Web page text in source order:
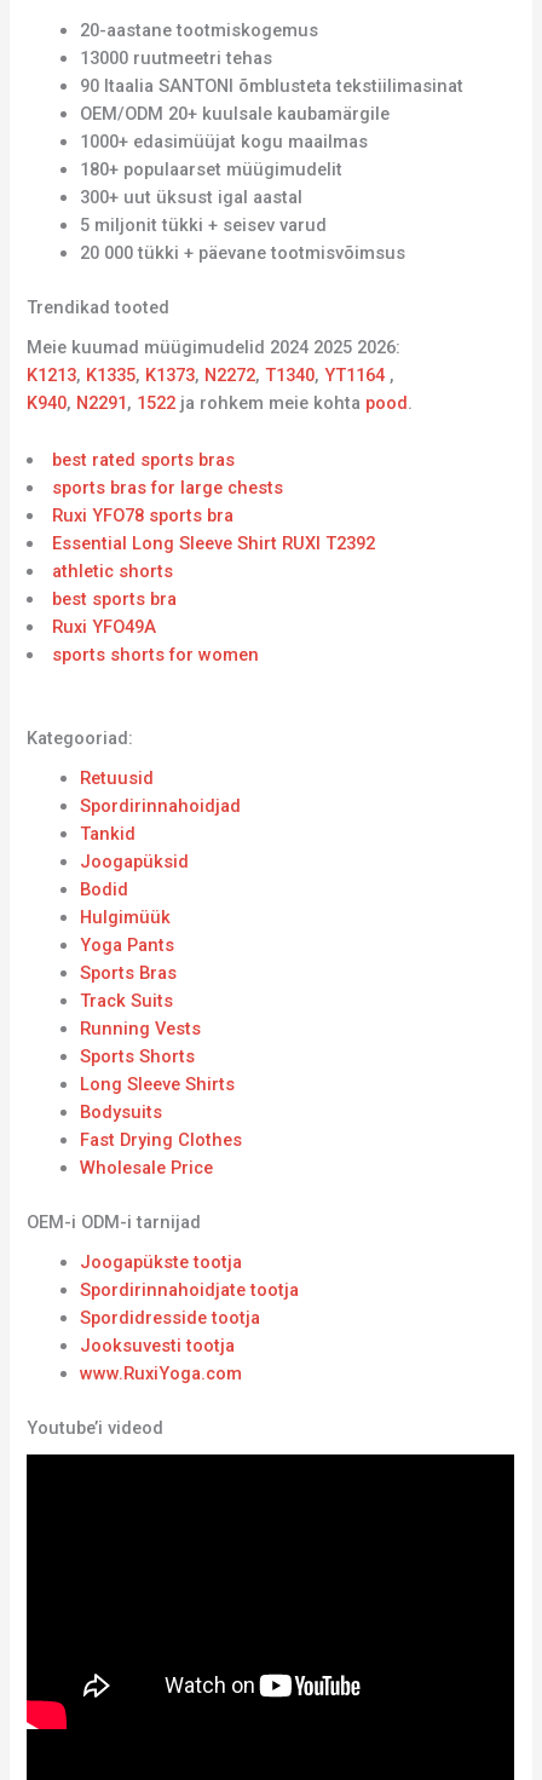
20-aastane tootmiskogemus
13000 ruutmeetri tehas
90 Itaalia SANTONI õmblusteta tekstiilimasinat
OEM/ODM 20+ kuulsale kaubamärgile
1000+ edasimüüjat kogu maailmas
180+ populaarset müügimudelit
300+ uut üksust igal aastal
5 miljonit tükki + seisev varud
20 000 tükki + päevane tootmisvõimsus
Trendikad tooted
Meie kuumad müügimudelid 2024 2025 2026:
K1213, K1335, K1373, N2272,T1340,YT1164 ,
K940, N2291 , 1522 ja rohkem meie kohta pood .
best rated sports bras
sports bras for large chests
Ruxi YFO78 sports bra
Essential Long Sleeve Shirt RUXI T2392
athletic shorts
best sports bra
Ruxi YFO49A
sports shorts for women
Kategooriad:
Retuusid
Spordirinnahoidjad
Tankid
Joogapüksid
Bodid
Hulgimüük
Yoga Pants
Sports Bras
Track Suits
Running Vests
Sports Shorts
Long Sleeve Shirts
Bodysuits
Fast Drying Clothes
Wholesale Price
OEM-i ODM-i tarnijad
Joogapükste tootja
Spordirinnahoidjate tootja
Spordidresside tootja
Jooksuvesti tootja
www.RuxiYoga.com
Youtube’i videod